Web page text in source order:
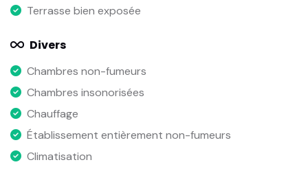
Terrasse bien exposée
Divers
Chambres non-fumeurs
Chambres insonorisées
Chauffage
Établissement entièrement non-fumeurs
Climatisation